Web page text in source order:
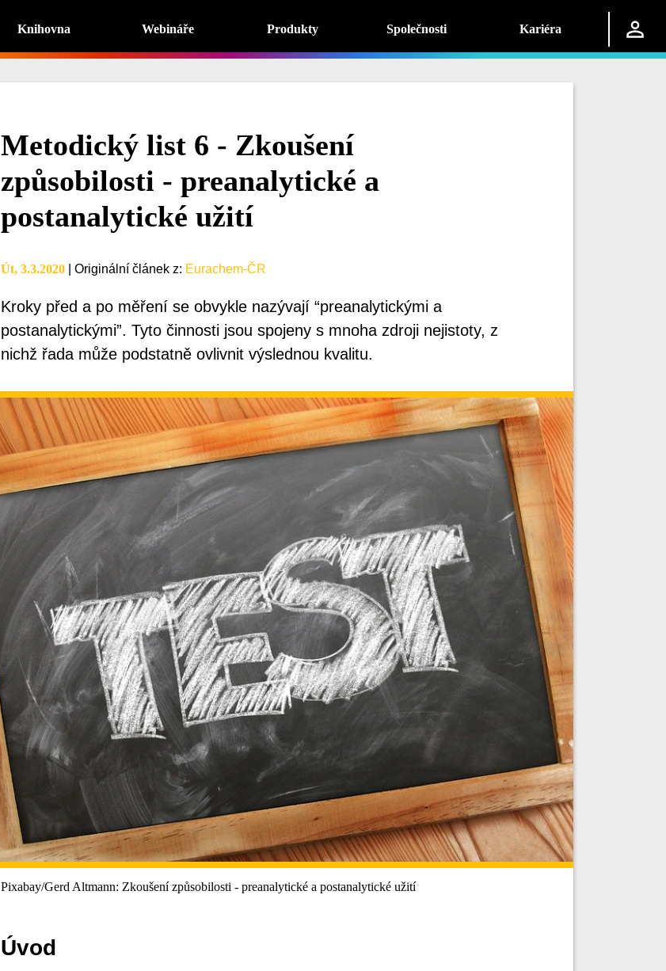
Knihovna Webináře Produkty Společnosti Kariéra
Metodický list 6 - Zkoušení
způsobilosti - preanalytické a
postanalytické užití
Út, 3.3.2020 Originální článek z: Eurachem-ČR
Kroky před a po měření se obvykle nazývají “preanalytickými a
postanalytickými”. Tyto činnosti jsou spojeny s mnoha zdroji nejistoty, z
nichž řada může podstatně ovlivnit výslednou kvalitu.
Pixabay/Gerd Altmann: Zkoušení způsobilosti - preanalytické a postanalytické užití
Úvod